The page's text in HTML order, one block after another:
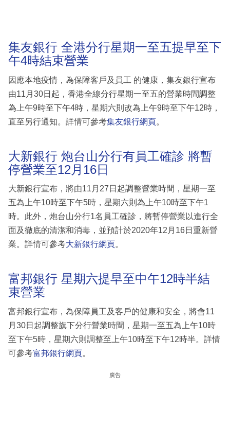
集友銀行 全港分行星期一至五提早至下
午4時結束營業
因應本地疫情，為保障客戶及員工 的健康，集友銀行宣布
由11月30日起，香港全線分行星期一至五的營業時間調整
為上午9時至下午4時，星期六則改為上午9時至下午12時，
直至另行通知。詳情可參考集友銀行網頁。
大新銀行 炮台山分行有員工確診 將暫
停營業至12月16日
大新銀行宣布，將由11月27日起調整營業時間，星期一至
五為上午10時至下午5時，星期六則為上午10時至下午1
時。此外，炮台山分行1名員工確診，將暫停營業以進行全
面及徹底的清潔和消毒，並預計於2020年12月16日重新營
業。詳情可參考大新銀行網頁。
富邦銀行 星期六提早至中午12時半結
束營業
富邦銀行宣布，為保障員工及客戶的健康和安全，將會11
月30日起調整旗下分行營業時間，星期一至五為上午10時
至下午5時，星期六則調整至上午10時至下午12時半。詳情
可參考富邦銀行網頁。
廣告